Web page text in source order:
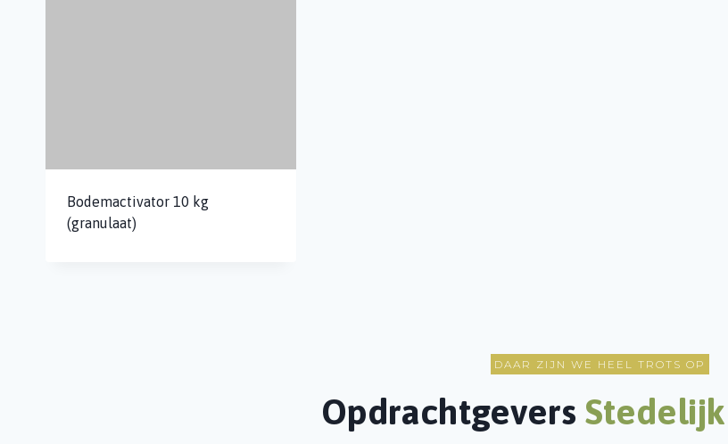
Bodemactivator 10 kg
(granulaat)
DAAR ZIJN WE HEEL TROTS OP
Opdrachtgevers